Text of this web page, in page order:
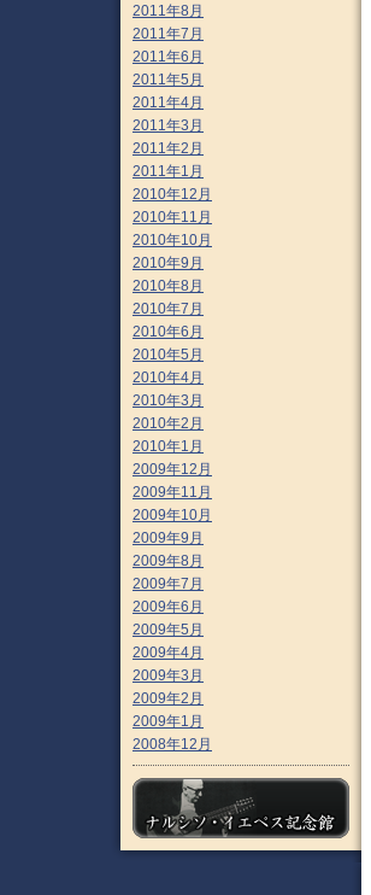
2011年8月
2011年7月
2011年6月
2011年5月
2011年4月
2011年3月
2011年2月
2011年1月
2010年12月
2010年11月
2010年10月
2010年9月
2010年8月
2010年7月
2010年6月
2010年5月
2010年4月
2010年3月
2010年2月
2010年1月
2009年12月
2009年11月
2009年10月
2009年9月
2009年8月
2009年7月
2009年6月
2009年5月
2009年4月
2009年3月
2009年2月
2009年1月
2008年12月